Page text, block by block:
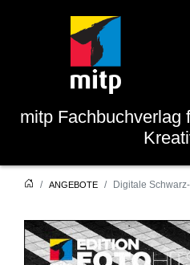
mitp Fachbuchverlag
ANGEBOTE Digitale